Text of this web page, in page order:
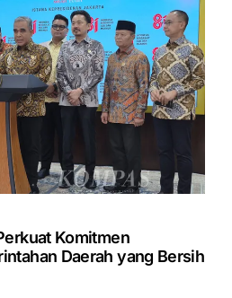
Komitmen
Daerah yang Bersih